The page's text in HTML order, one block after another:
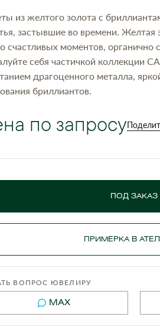
из желтого золота с
застывшие во времени.
счастливых моментов, органично
себя частичкой коллекции
драгоценного металла,
бриллиантов.
по запросу
ПОД ЗАКАЗ
ПРИМЕРКА В
ВОПРОС ЮВЕЛИРУ
MAX